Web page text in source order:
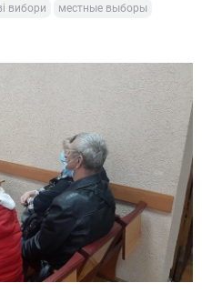
вибори
местные выборы